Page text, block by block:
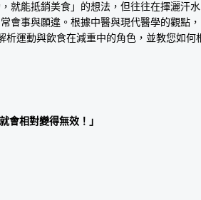
就能抵銷美食」的想法，但往往在揮灑汗水
會事與願違。根據中醫與現代醫學的觀點，
析運動與飲食在減重中的角色，並教您如何
會相對變得無效！」